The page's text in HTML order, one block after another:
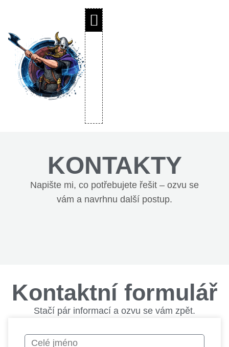
KONTAKTY
Napište mi, co potřebujete řešit – ozvu se
vám a navrhnu další postup.
Kontaktní formulář
Stačí pár informací a ozvu se vám zpět.